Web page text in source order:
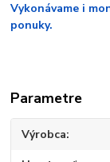
Vykonávame i
ponuky.
Parametre
Výrobca